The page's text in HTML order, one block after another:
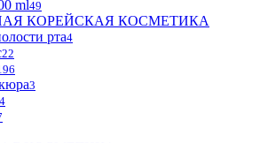
ml49
КОРЕЙСКАЯ КОСМЕТИКА
рта4
22
3